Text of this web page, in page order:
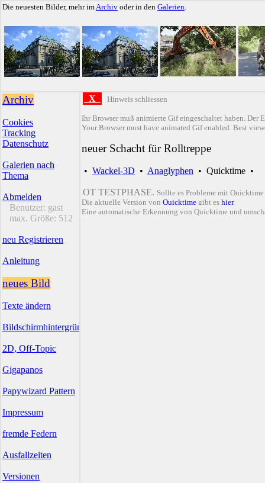
Die neuesten Bilder, mehr imArchiv oder in den Galerien.
Archiv
Cookies
Tracking
Datenschutz
Galerien nach
Thema
Abmelden
Benutzer: gast
max. Größe: 512
neu Registrieren
Anleitung
neues Bild
Texte ändern
Bildschirmhintergründe
2D, Off-Topic
Gigapanos
Papywizard Pattern
Impressum
fremde Federn
Ausfallzeiten
Versionen
X Hinweis schliessen
Ihr Browser muß animierte Gif eingeschaltet haben. Der
Your Browser must have animated Gif enabled. Best
neuer Schacht für Rolltreppe
• Wackel-3D • Anaglyphen • Quicktime •
QT TESTPHASE. Sollte es Probleme mit
Die aktuelle Version von Quicktime gibt es hier.
Eine automatische Erkennung von Quicktime und